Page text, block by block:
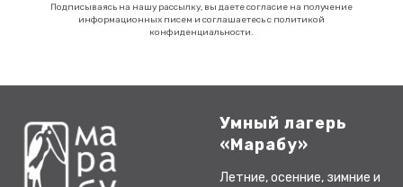
Подписываясь на нашу рассылку, вы даете согласие на получение
информационных писем и соглашаетесь с политикой
конфиденциальности.
Умный лагерь
«Марабу»
Летние, осенние, зимние и